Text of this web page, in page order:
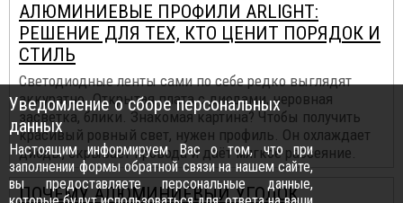
АЛЮМИНИЕВЫЕ ПРОФИЛИ ARLIGHT:
РЕШЕНИЕ ДЛЯ ТЕХ, КТО ЦЕНИТ ПОРЯДОК И
СТИЛЬ
Светодиодные ленты сами по себе редко выглядят
аккуратно. Открытая плата с диодами, неровная
засветка, блики. Знакомая картина? Чтобы получить
красивый ровный свет, нужен профиль. Он охлаждает
диоды, скрывает провода и даёт мягкое рассеяние.
ПОЧЕМУ АЛЮМИНИЕВЫЙ УГОЛОК
Уведомление о сборе персональных
данных
Настоящим информируем Вас о том, что при
заполнении формы обратной связи на нашем сайте,
вы предоставляете персональные данные,